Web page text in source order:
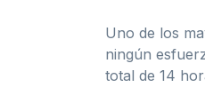
Uno de los
ningún
total de 14